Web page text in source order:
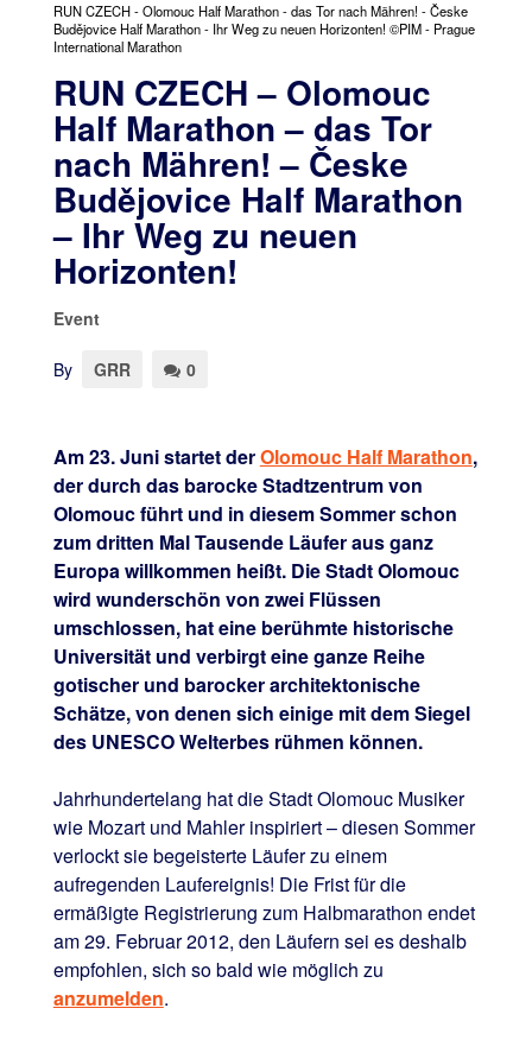
RUN CZECH - Olomouc Half Marathon - das Tor nach Mähren! - Česke
Budějovice Half Marathon - Ihr Weg zu neuen Horizonten! ©PIM - Prague
International Marathon
RUN CZECH – Olomouc
Half Marathon – das Tor
nach Mähren! – Česke
Budějovice Half Marathon
– Ihr Weg zu neuen
Horizonten!
Event
By GRR 0
Am23. Juni startet derOlomouc Half Marathon,
der durch das barocke Stadtzentrum von
Olomouc führt und in diesem Sommer schon
zum dritten Mal Tausende Läufer aus ganz
Europa willkommen heißt. Die Stadt Olomouc
wird wunderschön von zwei Flüssen
umschlossen, hat eine berühmte historische
Universität und verbirgt eine ganze Reihe
gotischer und barocker architektonische
Schätze, von denen sich einige mit dem Siegel
des UNESCO Welterbes rühmen können.
Jahrhundertelang hat die Stadt Olomouc Musiker
wie Mozart und Mahler inspiriert – diesen Sommer
verlockt sie begeisterte Läufer zu einem
aufregenden Laufereignis! Die Frist für die
ermäßigte Registrierung zum Halbmarathon endet
am 29. Februar 2012, den Läufern sei es deshalb
empfohlen, sich so bald wie möglich zu
anzumelden.